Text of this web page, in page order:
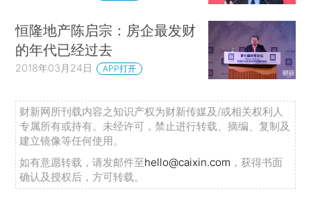
恒隆地产陈启宗：房企最发财
的年代已经过去
2018年03月24日 APP打开
财新网所刊载内容之知识产权为财新传媒及/或相关权利人
专属所有或持有。未经许可，禁止进行转载、摘编、复制及
建立镜像等任何使用。
如有意愿转载，请发邮件至hello@caixin.com ，获得书面
确认及授权后，方可转载。